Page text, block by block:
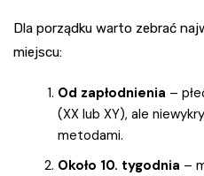
Dla porządku warto zebrać
miejscu:
Od zapłodnienia –
(XX lub XY), ale
metodami.
Około 10. tygodnia –